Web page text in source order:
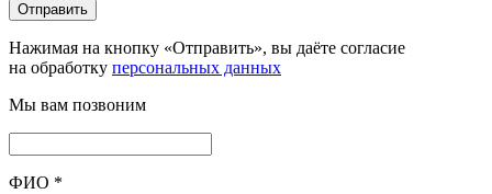
Отправить
Нажимая на кнопку «Отправить», вы даёте согласие
на обработку персональных данных
Мы вам позвоним
ФИО *